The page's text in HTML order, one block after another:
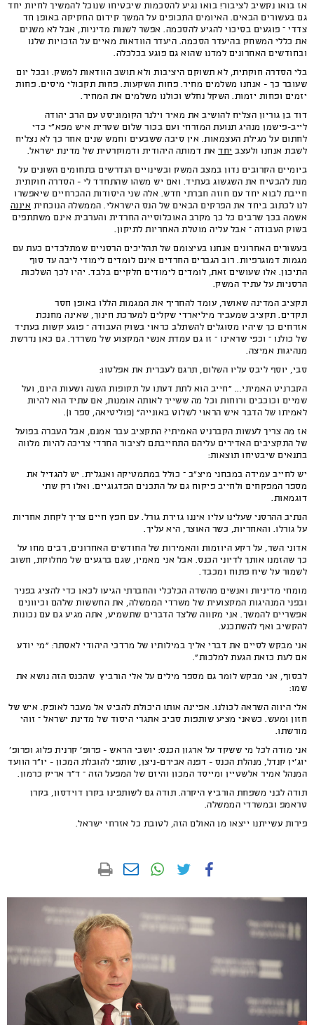
אז בואו נקשיב לציבור! בואו נגיע להסכמות שיבטיחו שנוכל להמשיך לחיות יחד
גם בעשורים הבאים. האיומים התכופים על המשך קידום החקיקה באופן חד
צדדי – פוגעים בסיכוי להגיע להסכמה. אפשר לשנות מדיניות, אבל לא משנים
את כללי המשחק בהיעדר הסכמה. היעדר הוודאות מאיים על הזכויות שלנו
ובחודשים האחרונים למדנו שהוא גם פוגע בכלכלה.
בלי הסדרה חוקתית, לא תשוקם היציבות ולא תושב הוודאות למשק. ובכל יום
שעובר כך - אנחנו משלמים מחיר. פחות השקעות. פחות תקבולי מיסים. פחות
יזמים ופחות יזמות. השקל נחלש וכולנו משלמים את המחיר.
דוד בן גוריון הצליח להושיב את מאיר וילנר הקומוניסט עם הרב יהודה
לייב-פישמן מנהיג תנועת המזרחי ועם בכור שלום שטרית איש מפא"י כדי
לחתום על מגילת העצמאות. אין סיבה ששבעים וחמש שנים אחר כך לא נצליח
לשבת אנחנו ולעצב יחד את דמותה היהודית ודמוקרטית של מדינת ישראל.
ביומיים הקרובים נדון במצב המשק ובשינויים הנדרשים בתחומים השונים על
מנת להבטיח את השגשוג בעתיד. ואם יש משהו שהתחדד לי - הסדרה חוקתית
חייבת לבוא יחד עם חוזה חברתי חדש. אלה שני היסודות ההכרחיים שיאפשרו
לנו לכתוב ביחד את הפרקים הבאים של הנס הישראלי. הממשלה הנוכחית איננה
אשמה בכך שרבים כל כך מקרב האוכלוסייה החרדית והערבית אינם משתתפים
בשוק העבודה – אבל עליה מוטלת האחריות לתיקון.
בעשורים האחרונים אנחנו בעיצומם של תהליכים הרסניים שמתלכדים כעת עם
מגמות דמוגרפיות. רוב הגברים החרדים אינם לומדים לימודי ליבה עד סוף
התיכון. אלו שעושים זאת, לומדים לימודים חלקיים בלבד. יהיו לכך השלכות
הרסניות על עתיד המשק.
תקציב המדינה שאושר, עומד להחריף את המגמות הללו באופן חסר
תקדים. תקציב שמעביר מיליארדי שקלים למערכת חינוך, שאינה מחנכת
אזרחים כך שיהיו מסוגלים להשתלב כראוי בשוק העבודה – פוגע קשות בעתיד
של כולנו – וכפי שראינו – זו גם עמדת אנשי המקצוע של משרדך. גם כאן נדרשת
מנהיגות אמיצה.
סבי, יוסף ליבס עליו השלום, תרגם לעברית את אפלטון:
הקברניט האמיתי... "חייב הוא לתת דעתו על תקופות השנה ושעות היום, ועל
שמיים וכוכבים ורוחות וכל מה ששייך לאותה אומנות, אם עתיד הוא להיות
לאמיתו של הדבר איש הראוי לשלוט באונייה" (פוליטיאה, ספר ו).
אז מה צריך לעשות הקברניט האמיתי? התקציב עבר אמנם, אבל העברה בפועל
של התקציבים האדירים עליהם התחייבתם לציבור החרדי צריכה להיות מלווה
בתנאים שיבטיחו תוצאות:
יש לחייב עמידה במבחני מיצ"ב – כולל במתמטיקה ואנגלית. יש להגדיל את
מספר המפקחים ולחייב פיקוח גם על התכנים הפדגוגיים. ואלו רק שתי
דוגמאות.
הנתיב ההרסני שעלינו עליו איננו גזירת גורל. עם חפץ חיים צריך לקחת אחריות
על גורלו. והאחריות, כשר האוצר, היא עליך.
אדוני השר, על רקע היוזמות והאמירות של החודשים האחרונים, רבים מחו על
כך שהזמנו אותך לדיוני הכנס. אבל אני מאמין, שגם ברגעים של מחלוקת, חשוב
לשמור על שיח פתוח ומכבד.
מומחי מדיניות ואנשים מהשדה הכלכלי והחברתי הגיעו לכאן כדי להציג בפניך
ובפני המנהיגות המקצועית של משרדי הממשלה, את החששות שלהם וכיוונים
אפשריים להמשך. אני מקווה שלצד הדברים שתשמיע, אתה מגיע גם עם נכונות
להקשיב ואף להשתכנע.
אני מבקש לסיים את דברי אליך במילותיו של מרדכי היהודי לאסתר: "מי יודע
אם לעת כזאת הגעת למלכות".
לבסוף, אני מבקש לומר גם מספר מילים על אלי הורביץ שהכנס הזה נושא את
שמו:
אלי היווה השראה לכולנו. אפיינה אותו היכולת להביט אל מעבר לאופק. איש של
חזון ומעש. כשאני מציע שותפות סביב אתגרי היסוד של מדינת ישראל – זוהי
מורשתו.
אני מודה לכל מי ששקד על ארגון הכנס: יושבי הראש - פרופ' קרנית פלוג ופרופ'
יוג'ין קנדל, מנהלת הכנס - דפנה אבירם-ניצן, שותפי להובלת המכון - יו"ר הוועד
המנהל אמיר אלשטיין ומייסד המכון והיזם של המפעל הזה – ד"ר אריק כרמון.
תודה לבני משפחת הורביץ היקרה. תודה גם לשותפינו בקרן דוידסון, בקרן
טראמפ ובמשרדי הממשלה.
פירות עשייתנו ייצאו מן האולם הזה, לטובת כל אזרחי ישראל.